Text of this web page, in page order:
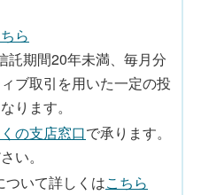
ら
託期間20年未満、毎月分
ブ取引を用いた一定の投
ります。
の支店窓口で承ります。
い。
いて詳しくはこちら